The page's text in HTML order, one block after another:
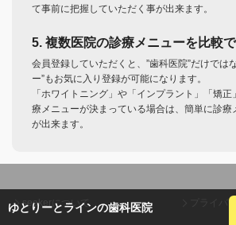
ゆとりーとラインの歯科医院
て事前に把握していただく事が出来ます。
5. 複数医院の診療メニューを比較
会員登録していただくと、”歯科医院”だけでは
ー”もお気に入り登録が可能になります。
「ホワイトニング」や「インプラント」「矯
療メニューが決まっている場合は、簡単に診療
が出来ます。
seekerについて プライバ